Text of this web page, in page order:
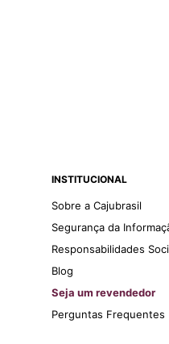
INSTITUCIONAL
Sobre a Cajubrasil
Segurança da
Responsabilidades
Blog
Seja um revendedor
Perguntas Frequentes